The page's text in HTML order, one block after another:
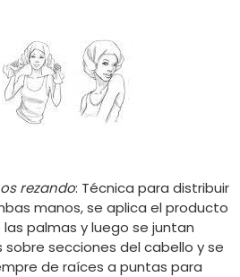
rezando: Técnica para distribuir
manos, se aplica el producto
palmas y luego se juntan
secciones del cabello y se
de raíces a puntas para